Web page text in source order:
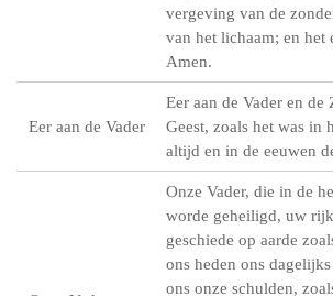
vergeving van de
van het lichaam; en het
Amen.
Eer aan de Vader
Eer aan de Vader en
Geest, zoals het was in
altijd en in de eeuwen
Onze Vader, die in de
worde geheiligd, uw
geschiede op aarde
ons heden ons
ons onze schulden,